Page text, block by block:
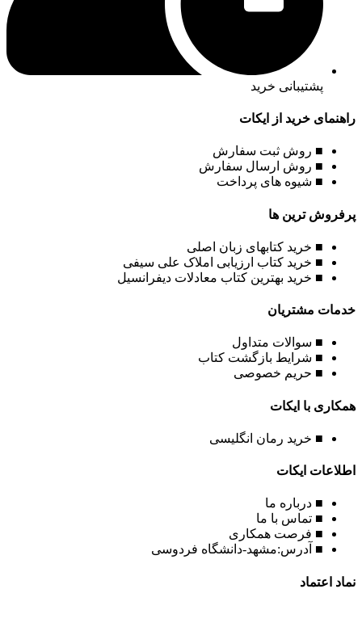
پشتیبانی خرید
راهنمای خرید از ایکات
■ روش ثبت سفارش
■ روش ارسال سفارش
■ شیوه های پرداخت
پرفروش ترین ها
■ خرید کتابهای زبان اصلی
■ خرید کتاب ارزیابی املاک علی سیفی
■ خرید بهترین کتاب معادلات دیفرانسیل
خدمات مشتریان
■ سوالات متداول
■ شرایط بازگشت کتاب
■ حریم خصوصی
همکاری با ایکات
■ خرید رمان انگلیسی
اطلاعات ایکات
■ درباره ما
■ تماس با ما
■ فرصت همکاری
■ آدرس:مشهد-دانشگاه فردوسی
نماد اعتماد